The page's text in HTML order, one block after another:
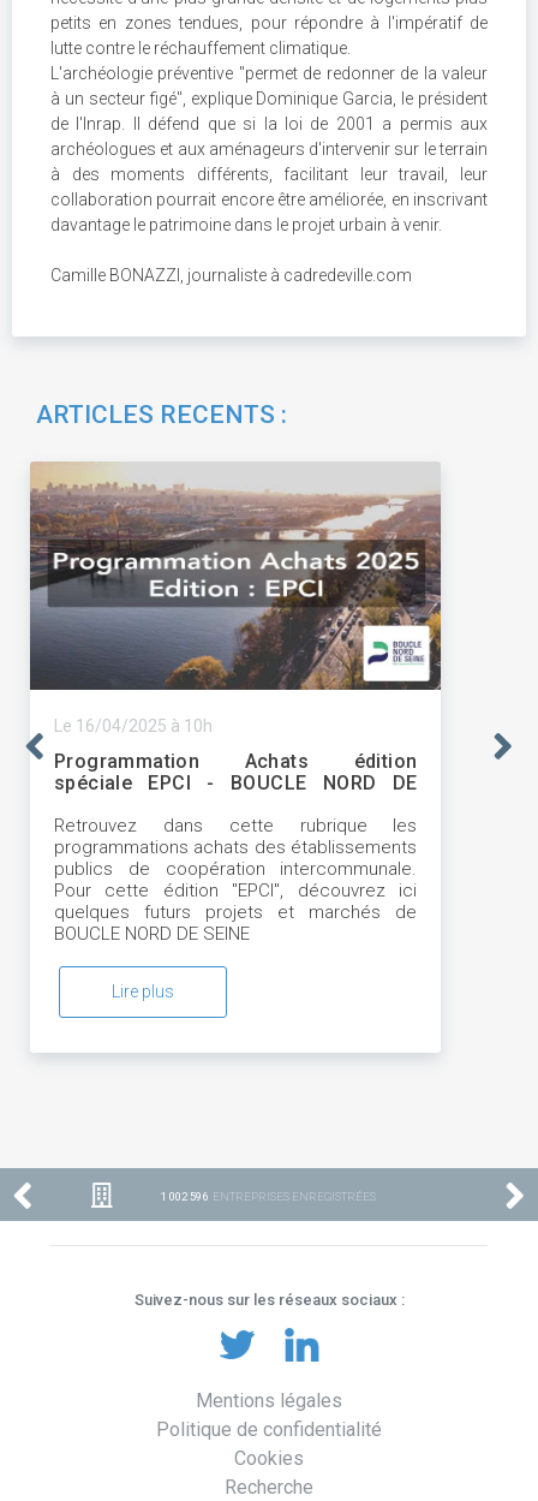
petits en zones tendues, pour répondre à l'impératif de
lutte contre le réchauffement climatique.
L'archéologie préventive "permet de redonner de la valeur
à un secteur figé", explique Dominique Garcia, le président
de l'Inrap. Il défend que si la loi de 2001 a permis aux
archéologues et aux aménageurs d'intervenir sur le terrain
à des moments différents, facilitant leur travail, leur
collaboration pourrait encore être améliorée, en inscrivant
davantage le patrimoine dans le projet urbain à venir.
Camille BONAZZI, journaliste à cadredeville.com
ARTICLES RECENTS :
Le 16/04/2025 à 10h
Programmation Achats édition
spéciale EPCI - BOUCLE NORD DE
Retrouvez dans cette rubrique les
programmations achats des établissements
publics de coopération intercommunale.
Pour cette édition "EPCI", découvrez ici
quelques futurs projets et marchés de
BOUCLE NORD DE SEINE
Lire plus
1 002 596 ENTREPRISES ENREGISTRÉES
Suivez-nous sur les réseaux sociaux :
Mentions légales
Politique de confidentialité
Cookies
Recherche